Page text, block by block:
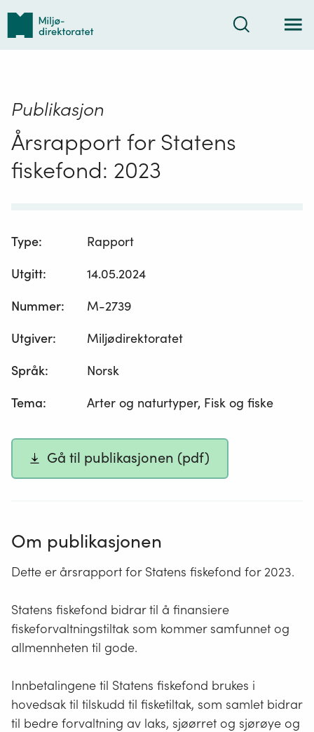
Tilbake
forsiden
Søk
Publikasjon
Årsrapport for Statens
fiskefond: 2023
Type:
Rapport
Utgitt:
14.05.2024
Nummer:
M-2739
Utgiver:
Miljødirektoratet
Språk:
Norsk
Tema: Arter og naturtyper, Fisk og fiske
Gå til publikasjonen (pdf)
Om publikasjonen
Dette er årsrapport for Statens fiskefond for 2023.
Statens fiskefond bidrar til å finansiere
fiskeforvaltningstiltak som kommer samfunnet og
allmennheten til gode.
Innbetalingene til Statens fiskefond brukes i
hovedsak til tilskudd til fisketiltak, som samlet bidrar
til bedre forvaltning av laks, sjøørret og sjørøye og